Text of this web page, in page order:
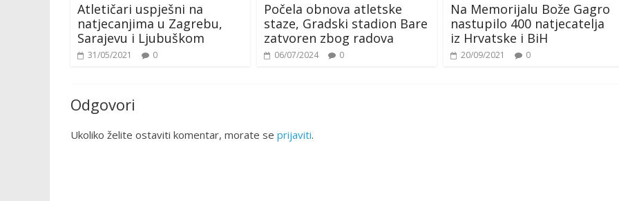
Atletičari uspješni na
natjecanjima u Zagrebu,
Sarajevu i Ljubuškom
31/05/2021 0
Počela obnova atletske
staze, Gradski stadion Bare
zatvoren zbog radova
06/07/2024 0
Na Memorijalu Bože Gagro
nastupilo 400 natjecatelja
iz Hrvatske i BiH
20/09/2021 0
Odgovori
Ukoliko želite ostaviti komentar, morate se prijaviti.